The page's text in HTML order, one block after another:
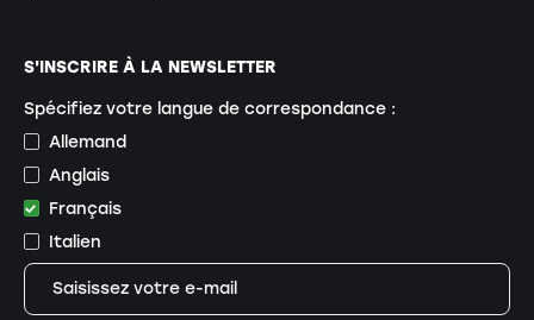
S'INSCRIRE À LA NEWSLETTER
Spécifiez votre langue de correspondance :
Allemand
Anglais
Français
Italien